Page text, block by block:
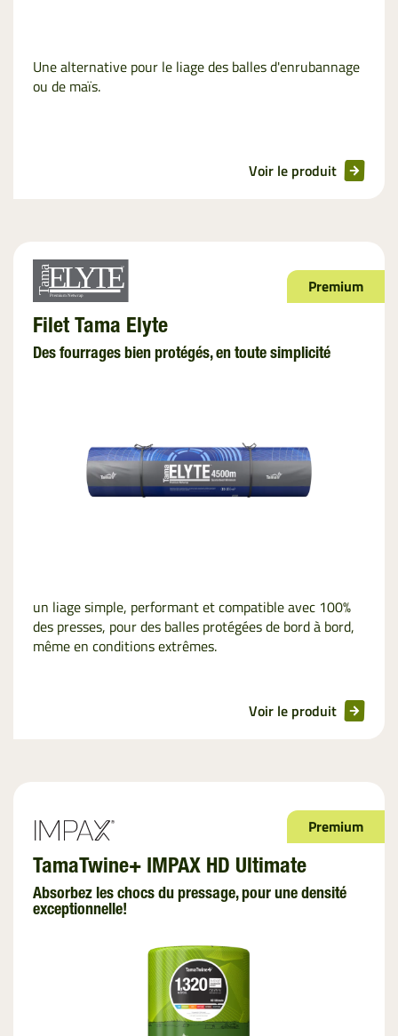
Une alternative pour le liage des balles d'enrubannage
ou de maïs.
Voir le produit
Premium
Filet Tama Elyte
Des fourrages bien protégés, en toute simplicité
un liage simple, performant et compatible avec 100%
des presses, pour des balles protégées de bord à bord,
même en conditions extrêmes.
Voir le produit
Premium
TamaTwine+ IMPAX HD Ultimate
Absorbez les chocs du pressage, pour une densité
exceptionnelle!